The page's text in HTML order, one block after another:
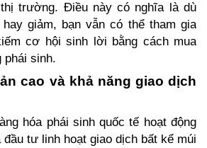
trường. Điều này có nghĩa là dù
giảm, bạn vẫn có thể tham gia
cơ hội sinh lời bằng cách mua
phái sinh.
cao và khả năng giao dịch
hóa phái sinh quốc tế hoạt động
đầu tư linh hoạt giao dịch bất kể múi